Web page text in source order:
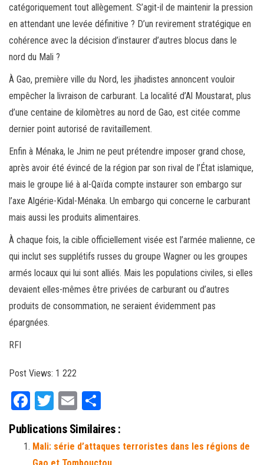
catégoriquement tout allègement. S’agit-il de maintenir la pression
en attendant une levée définitive ? D’un revirement stratégique en
cohérence avec la décision d’instaurer d’autres blocus dans le
nord du Mali ?
À Gao, première ville du Nord, les jihadistes annoncent vouloir
empêcher la livraison de carburant. La localité d’Al Moustarat, plus
d’une centaine de kilomètres au nord de Gao, est citée comme
dernier point autorisé de ravitaillement.
Enfin à Ménaka, le Jnim ne peut prétendre imposer grand chose,
après avoir été évincé de la région par son rival de l’État islamique,
mais le groupe lié à al-Qaïda compte instaurer son embargo sur
l’axe Algérie-Kidal-Ménaka. Un embargo qui concerne le carburant
mais aussi les produits alimentaires.
À chaque fois, la cible officiellement visée est l’armée malienne, ce
qui inclut ses supplétifs russes du groupe Wagner ou les groupes
armés locaux qui lui sont alliés. Mais les populations civiles, si elles
devaient elles-mêmes être privées de carburant ou d’autres
produits de consommation, ne seraient évidemment pas
épargnées.
RFI
Post Views: 1 222
Fa
ce
bo
ok
T
tt
er
E
m
ail ag
er
Publications Similaires :
Mali: série d’attaques terroristes dans les régions de